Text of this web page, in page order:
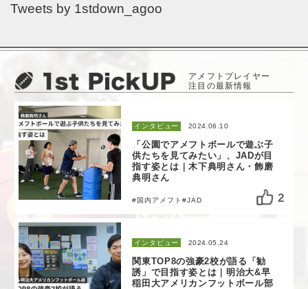
Tweets by 1stdown_agoo
インタビュー 2024.06.10
「公園でアメフトボールで遊ぶ子
供たちを見てみたい」、JADが目
指す姿とは｜木下典明さん・飾磨
典明さん
#国内アメフト#JAD 2
インタビュー 2024.05.24
関東TOP8の強豪2校が語る「勧
誘」で目指す姿とは｜明治大&早
稲田大アメリカンフットボール部